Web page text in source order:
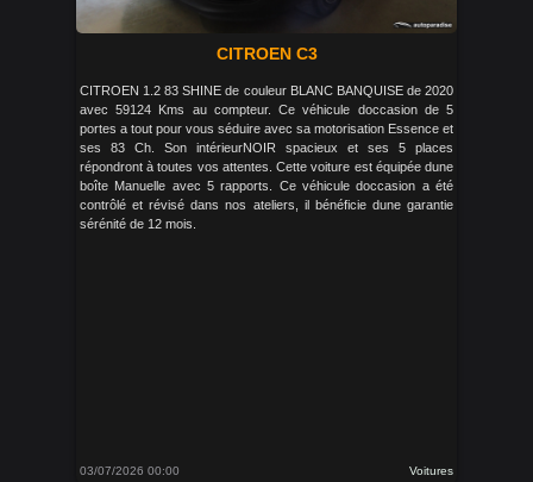
CITROEN C3
CITROEN 1.2 83 SHINE de couleur BLANC BANQUISE de 2020
avec 59124 Kms au compteur. Ce véhicule doccasion de 5
portes a tout pour vous séduire avec sa motorisation Essence et
ses 83 Ch. Son intérieurNOIR spacieux et ses 5 places
répondront à toutes vos attentes. Cette voiture est équipée dune
boîte Manuelle avec 5 rapports. Ce véhicule doccasion a été
contrôlé et révisé dans nos ateliers, il bénéficie dune garantie
sérénité de 12 mois.
03/07/2026 00:00 Voitures